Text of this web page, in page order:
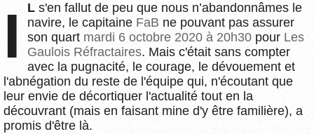
IL s'en fallut de peu que nous n’abandonnâmes le
navire, le capitaine FaB ne pouvant pas assurer
son quart mardi 6 octobre 2020 à 20h30 pour Les
Gaulois Réfractaires. Mais c'était sans compter
avec la pugnacité, le courage, le dévouement et
l'abnégation du reste de l'équipe qui, n'écoutant que
leur envie de décortiquer l'actualité tout en la
découvrant (mais en faisant mine d'y être familière), a
promis d'être là.